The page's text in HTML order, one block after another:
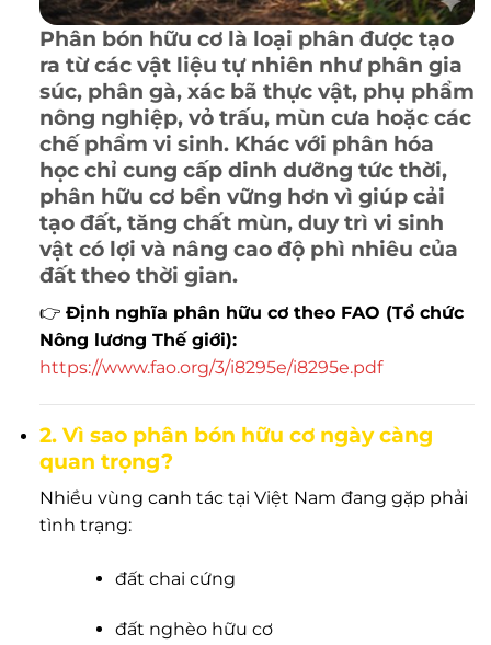
Phân bón hữu cơlà loại phân được tạo
ra từ các vật liệu tự nhiên như phân gia
súc, phân gà, xác bã thực vật, phụ phẩm
nông nghiệp, vỏ trấu, mùn cưa hoặc các
chế phẩm vi sinh. Khác với phân hóa
học chỉ cung cấp dinh dưỡng tức thời,
phân hữu cơ bền vững hơn vì giúp cải
tạo đất, tăng chất mùn, duy trì vi sinh
vật có lợi và nâng cao độ phì nhiêu của
đất theo thời gian.
👉 Định nghĩa phân hữu cơ theo FAO (Tổ chức
Nông lương Thế giới):
https://www.fao.org/3/i8295e/i8295e.pdf
2. Vì sao phân bón hữu cơ ngày càng
quan trọng?
Nhiều vùng canh tác tại Việt Nam đang gặp phải
tình trạng:
đất chai cứng
đất nghèo hữu cơ